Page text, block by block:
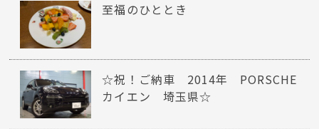
至福のひととき
☆祝！ご納車 2014年 PORSCHE
カイエン 埼玉県☆